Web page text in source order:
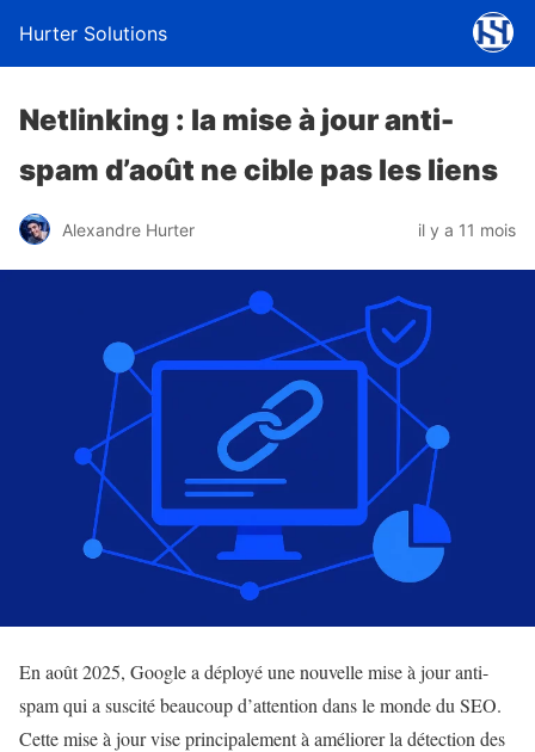
Hurter Solutions
Netlinking : la mise à jour anti-
spam d’août ne cible pas les liens
Alexandre Hurter il y a 11 mois
En août 2025, Google a déployé une nouvelle mise à jour anti-
spam qui a suscité beaucoup d’attention dans le monde du SEO.
Cette mise à jour vise principalement à améliorer la détection des